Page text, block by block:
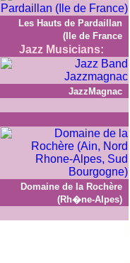
Les Hauts de Pardaillan
(Ile de France
Jazz Musicians:
JazzMagnac
Domaine de la Rochère
(Rh�ne-Alpes)